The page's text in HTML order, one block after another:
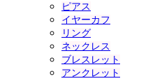
ピアス
イヤーカフ
リング
ネックレス
ブレスレット
アンクレット